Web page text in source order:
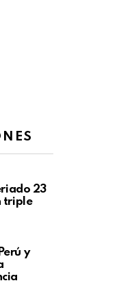
23
triple
y